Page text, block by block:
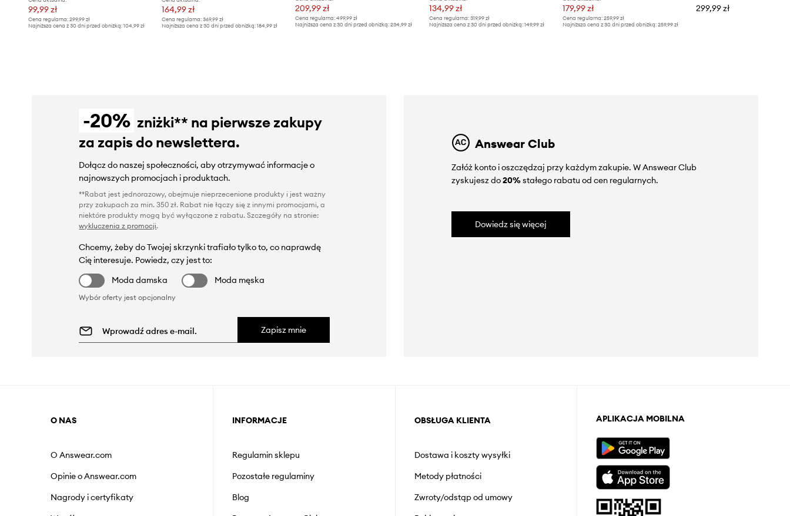
99,99 zł
Cena regularna: 299,99 zł
Najniższa cena z 30 dni przed obniżką: 104,99 zł
164,99 zł
Cena regularna:369,99 zł
Najniższa cena z 30 dni przed obniżką:184,99 zł
209,99 zł
Cena regularna: 499,99 zł
Najniższa cena z 30 dni przed obniżką: 234,99 zł
134,99 zł
Cena regularna: 319,99 zł
Najniższa cena z 30 dni przed obniżką: 149,99 zł
179,99 zł
Cena regularna:259,99 zł
Najniższa cena z 30 dni przed obniżką:259,99 zł
299,99 zł
-20% zniżki** na pierwsze zakupy
za zapis do newslettera.
Dołącz do naszej społeczności, aby otrzymywać informacje o
najnowszych promocjach i produktach.
**Rabat jest jednorazowy, obejmuje nieprzecenione produkty i jest ważny
przy zakupach za min. 350 zł. Rabat nie łączy się z innymi promocjami, a
niektóre produkty mogą być wyłączone z rabatu. Szczegóły na stronie:
wykluczenia z promocji.
Chcemy, żeby do Twojej skrzynki trafiało tylko to, co naprawdę
Cię interesuje. Powiedz, czy jest to:
Moda damska
Moda męska
Wybór oferty jest opcjonalny
Zapisz mnie
Answear Club
Załóż konto i oszczędzaj przy każdym zakupie. W Answear Club
zyskujesz do20%stałego rabatu od cen regularnych.
Dowiedz się więcej
O NAS
O Answear.com
Opinie o Answear.com
Nagrody i certyfikaty
INFORMACJE
Regulamin sklepu
Pozostałe regulaminy
Blog
OBSŁUGA KLIENTA
Dostawa i koszty wysyłki
Metody płatności
Zwroty/odstąp od umowy
APLIKACJA MOBILNA